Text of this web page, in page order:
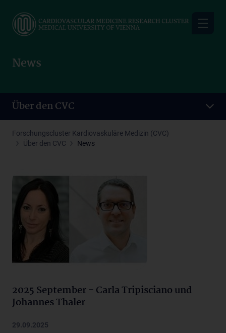
main
News
Über den CVC
Forschungscluster Kardiovaskuläre Medizin (CVC)
Über den CVC
News
2025 September - Carla Tripisciano und
Johannes Thaler
29.09.2025